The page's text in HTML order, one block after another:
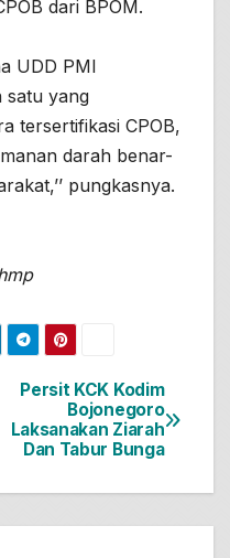
dari BPOM.
UDD PMI
satu yang
tersertifikasi CPOB,
darah benar-
pungkasnya.
Persit KCK Kodim
Bojonegoro
Laksanakan Ziarah
Dan Tabur Bunga